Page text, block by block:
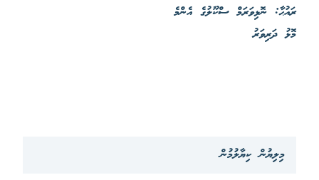
ރައުޙާ: ނޮޅިވަރަމް ސްކޫލުގެ އެންމެ
މޮޅު ދަރިވަރު
މިލިޔުން ކިޔާލުމުން